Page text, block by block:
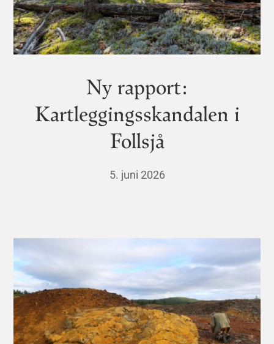
Ny rapport:
Kartleggingsskandalen i
Follsjå
5. juni 2026